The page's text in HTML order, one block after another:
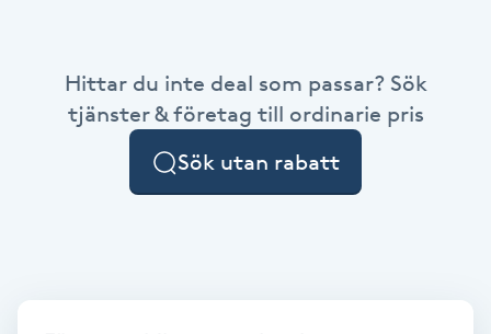
Hittar du inte deal som passar? Sök
tjänster & företag till ordinarie pris
Sök utan rabatt